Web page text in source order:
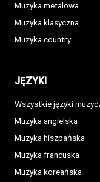
Muzyka metalowa
Muzyka klasyczna
Muzyka country
JĘZYKI
Wszystkie języki
Muzyka angielska
Muzyka hiszpańska
Muzyka francuska
Muzyka koreańska